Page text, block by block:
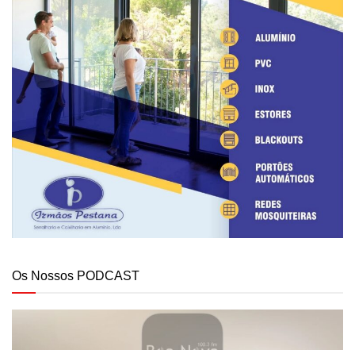
Os Nossos PODCAST